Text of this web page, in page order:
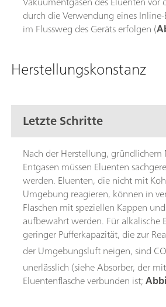
durch die Verwendung eines
im Flussweg des Geräts erfolgen (
Herstellungskonstanz
Letzte Schritte
Nach der Herstellung, gründlichem
Entgasen müssen Eluenten
werden. Eluenten, die nicht mit
Umgebung reagieren, können in
Flaschen mit speziellen Kappen
aufbewahrt werden. Für alkalische
geringer Pufferkapazität, die zur
der Umgebungsluft neigen, sind CO
unerlässlich (siehe Absorber, der
Eluentenflasche verbunden ist;